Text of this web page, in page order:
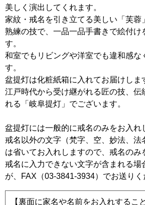
美しく演出してくれます。
家紋・戒名を引き立てる美しい「芙蓉
熟練の技で、一品一品手書きで絵付け
す。
和室でもリビングや洋室でも違和感な
す。
盆提灯は化粧紙箱に入れてお届けしま
江戸時代から受け継がれる匠の技、伝
れる「岐阜提灯」でございます。
盆提灯には一般的に戒名のみをお入れ
戒名以外の文字（梵字、空、妙法、法
は省いてお入れしますので、戒名のみ
戒名に入力できない文字が含まれる場
が、FAX（03-3841-3934）でお送りく
【裏面に家名や名前をお入れするこ